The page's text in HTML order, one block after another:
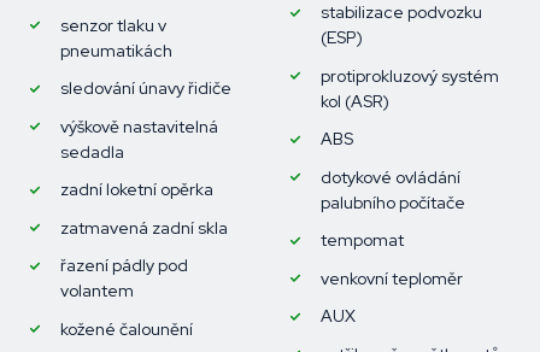
senzor tlaku v
pneumatikách
sledování únavy řidiče
výškově nastavitelná
sedadla
zadní loketní opěrka
zatmavená zadní skla
řazení pádly pod
volantem
kožené čalounění
stabilizace podvozku
(ESP)
protiprokluzový systém
kol (ASR)
ABS
dotykové ovládání
palubního počítače
tempomat
venkovní teploměr
AUX